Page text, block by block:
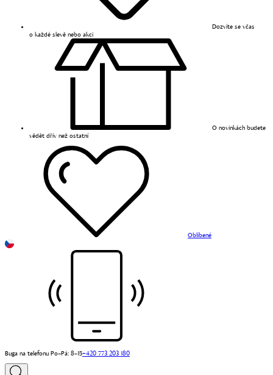
Dozvíte se včas
o každé slevě nebo akci
O novinkách budete
vědět dřív než ostatní
Oblíbené
Buga na telefonu Po–Pá: 8–15+420 773 203 180